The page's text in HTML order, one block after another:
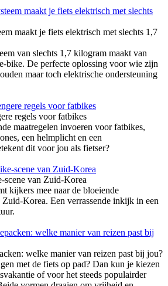
maakt je fiets elektrisch met slechts 1,7
van slechts 1,7 kilogram maakt van
bike. De perfecte oplossing voor wie zijn
maar toch elektrische ondersteuning
regels voor fatbikes
maatregelen invoeren voor fatbikes,
een helmplicht en een
dit voor jou als fietser?
scene van Zuid-Korea
kijkers mee naar de bloeiende
Korea. Een verrassende inkijk in een
welke manier van reizen past bij jou?
met de fiets op pad? Dan kun je kiezen
of voor het steeds populairder